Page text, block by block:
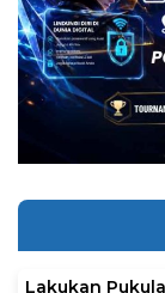
Lakukan